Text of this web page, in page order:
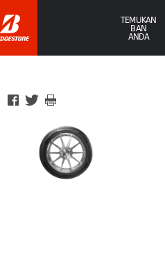
TEMUKAN
BAN
ANDA